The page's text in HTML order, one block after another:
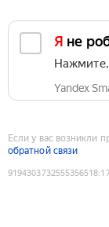
Я не
Yandex
Если у вас возникли
обратной связи
9194303732555356518: